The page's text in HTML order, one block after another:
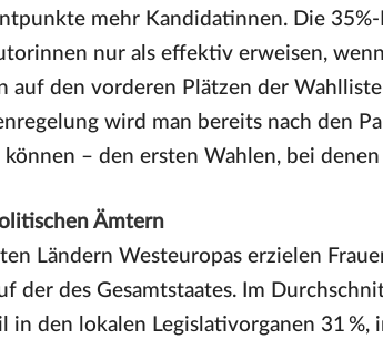
mehr Kandidatinnen. Die
nur als effektiv erweisen,
auf den vorderen Plätzen der
wird man bereits nach den
können – den ersten Wahlen, bei
Ämtern
Ländern Westeuropas erzielen
der des Gesamtstaates. Im
in den lokalen Legislativorganen 31